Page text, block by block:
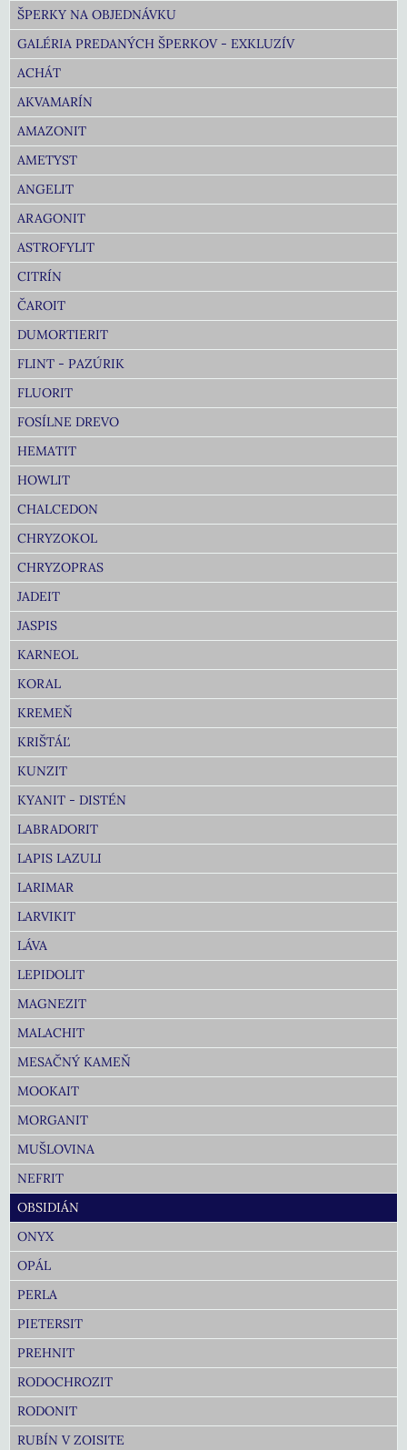
ŠPERKY NA OBJEDNÁVKU
GALÉRIA PREDANÝCH ŠPERKOV - EXKLUZÍV
ACHÁT
AKVAMARÍN
AMAZONIT
AMETYST
ANGELIT
ARAGONIT
ASTROFYLIT
CITRÍN
ČAROIT
DUMORTIERIT
FLINT - PAZÚRIK
FLUORIT
FOSÍLNE DREVO
HEMATIT
HOWLIT
CHALCEDON
CHRYZOKOL
CHRYZOPRAS
JADEIT
JASPIS
KARNEOL
KORAL
KREMEŇ
KRIŠTÁĽ
KUNZIT
KYANIT - DISTÉN
LABRADORIT
LAPIS LAZULI
LARIMAR
LARVIKIT
LÁVA
LEPIDOLIT
MAGNEZIT
MALACHIT
MESAČNÝ KAMEŇ
MOOKAIT
MORGANIT
MUŠLOVINA
NEFRIT
OBSIDIÁN
ONYX
OPÁL
PERLA
PIETERSIT
PREHNIT
RODOCHROZIT
RODONIT
RUBÍN V ZOISITE